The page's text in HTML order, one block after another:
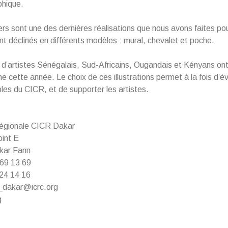
sont une des dernières réalisations que nous avons faites
déclinés en différents modèles : mural, chevalet et poche.
Sénégalais, Sud-Africains, Ougandais et Kényans
cette année. Le choix de ces illustrations permet à la fois
du CICR, et de supporter les artistes.
CICR Dakar
E
Fann
13 69
14 16